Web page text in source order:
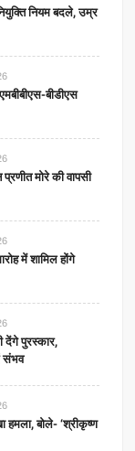
नियम बदले, उम्र
बीडीएस
मोरे की वापसी
में शामिल होंगे
देंगे पुरस्कार,
संभव
हमला, बोले- ‘श्रीकृष्ण